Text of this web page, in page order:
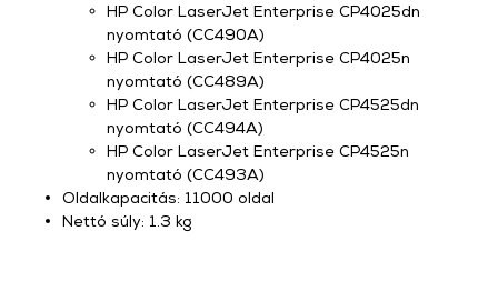
HP Color LaserJet Enterprise CP4025dn
nyomtató (CC490A)
HP Color LaserJet Enterprise CP4025n
nyomtató (CC489A)
HP Color LaserJet Enterprise CP4525dn
nyomtató (CC494A)
HP Color LaserJet Enterprise CP4525n
nyomtató (CC493A)
Oldalkapacitás: 11000 oldal
Nettó súly: 1.3 kg